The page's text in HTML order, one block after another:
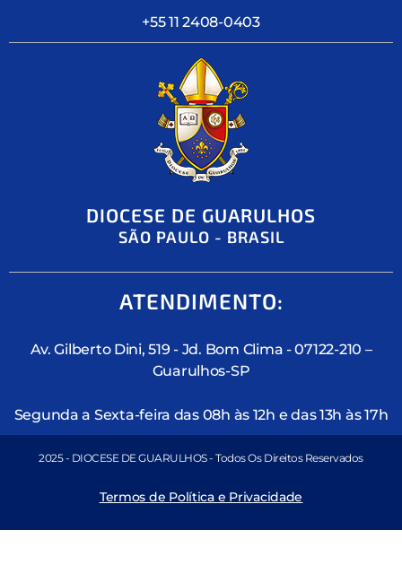
+55 11 2408-0403
DIOCESE DE GUARULHOS
SÃO PAULO - BRASIL
ATENDIMENTO:
Av. Gilberto Dini, 519 - Jd. Bom Clima - 07122-210 –
Guarulhos-SP
Segunda a Sexta-feira das 08h às 12h e das 13h às 17h
2025 - DIOCESE DE GUARULHOS - Todos Os Direitos Reservados
Termos de Política e Privacidade